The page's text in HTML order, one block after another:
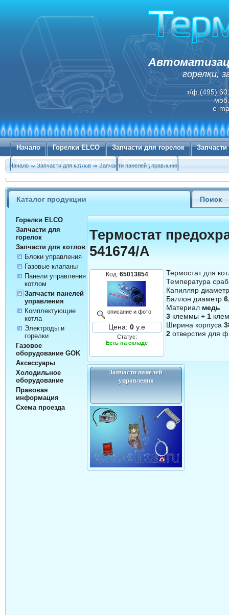
горелки,
т/ф.(495)
e-
Начало Горелки ELCO Запчасти для горелок
Холодильное оборудование
Схема проезда
Начало Запчасти для котлов Запчасти панелей управления
Каталог продукции Поиск
Горелки ELCO
Запчасти для
горелок
Запчасти для котлов
Блоки управления
Газовые клапаны
Панели управления
котлом
Запчасти панелей
управления
Комплектующие
котла
Электроды и
горелки
Газовое
оборудование GOK
Аксессуары
Холодильное
оборудование
Правовая
информация
Схема проезда
Термостат
541674/A
Код: 65013854
описание и фото
Цена: 0 у.е
Статус:
Есть на складе
Термостат для
Температура
Капилляр
Баллон диаметр
Материал медь
3 клеммы + 1
Ширина корпуса
2 отверстия для
Запчасти панелей
управления